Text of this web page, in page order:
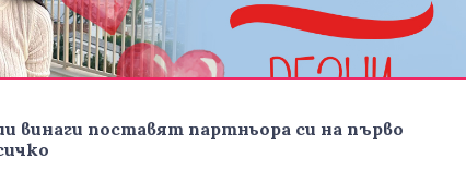
винаги поставят партньора си на първо